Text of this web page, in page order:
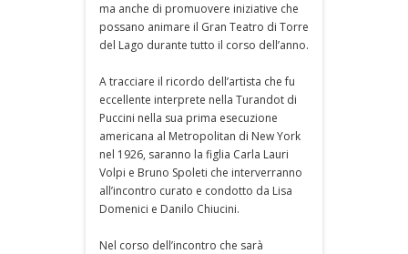
ma anche di promuovere iniziative che
possano animare il Gran Teatro di Torre
del Lago durante tutto il corso dell’anno.
A tracciare il ricordo dell’artista che fu
eccellente interprete nella Turandot di
Puccini nella sua prima esecuzione
americana al Metropolitan di New York
nel 1926, saranno la figlia Carla Lauri
Volpi e Bruno Spoleti che interverranno
all’incontro curato e condotto da Lisa
Domenici e Danilo Chiucini.
Nel corso dell’incontro che sarà